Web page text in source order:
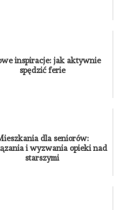
inspiracje: jak aktywnie
spędzić ferie
dla seniorów:
i wyzwania opieki nad
starszymi